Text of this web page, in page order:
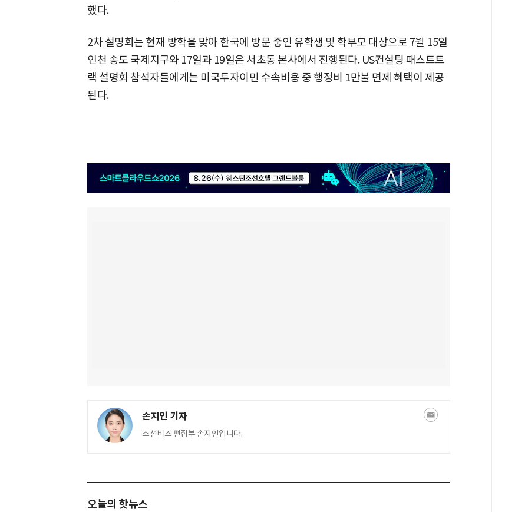
했다.
2차 설명회는 현재 방학을 맞아 한국에 방문 중인 유학생 및 학부모 대상으로 7월 15일
인천 송도 국제지구와 17일과 19일은 서초동 본사에서 진행된다. US컨설팅 패스트트
랙 설명회 참석자들에게는 미국투자이민 수속비용 중 행정비 1만불 면제 혜택이 제공
된다.
손지인 기자
조선비즈 편집부 손지인입니다.
오늘의 핫뉴스